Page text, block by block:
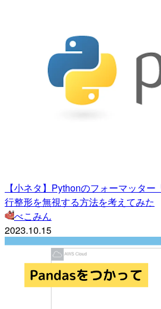
【小ネタ】Pythonのフォーマッタ
行整形を無視する方法を考えてみた
べこみん
2023.10.15